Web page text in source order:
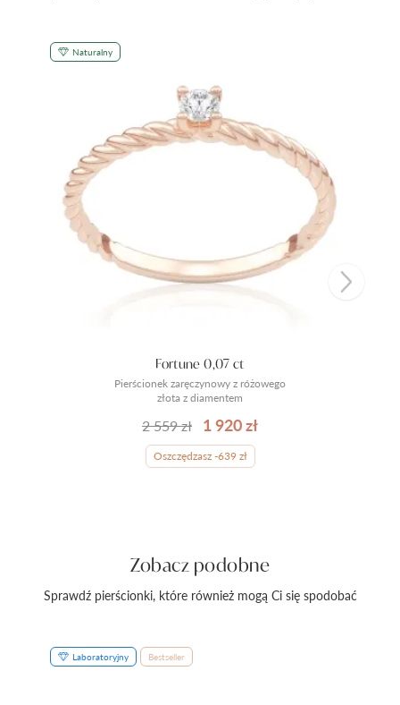
Naturalny
Pierścionek zaręczynowy z różowego
złota z diamentem
Fortune 0,07 ct
2 559 zł 1 920 zł
Oszczędzasz -639 zł
Zobacz podobne
Sprawdź pierścionki, które również mogą Ci się spodobać
Laboratoryjny Bestseller